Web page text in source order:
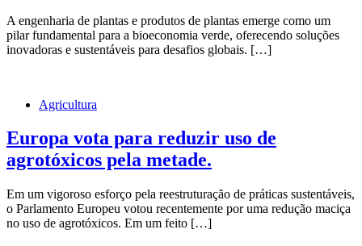
A engenharia de plantas e produtos de plantas emerge como um
pilar fundamental para a bioeconomia verde, oferecendo soluções
inovadoras e sustentáveis para desafios globais. […]
Agricultura
Europa vota para reduzir uso de
agrotóxicos pela metade.
Em um vigoroso esforço pela reestruturação de práticas sustentáveis,
o Parlamento Europeu votou recentemente por uma redução maciça
no uso de agrotóxicos. Em um feito […]